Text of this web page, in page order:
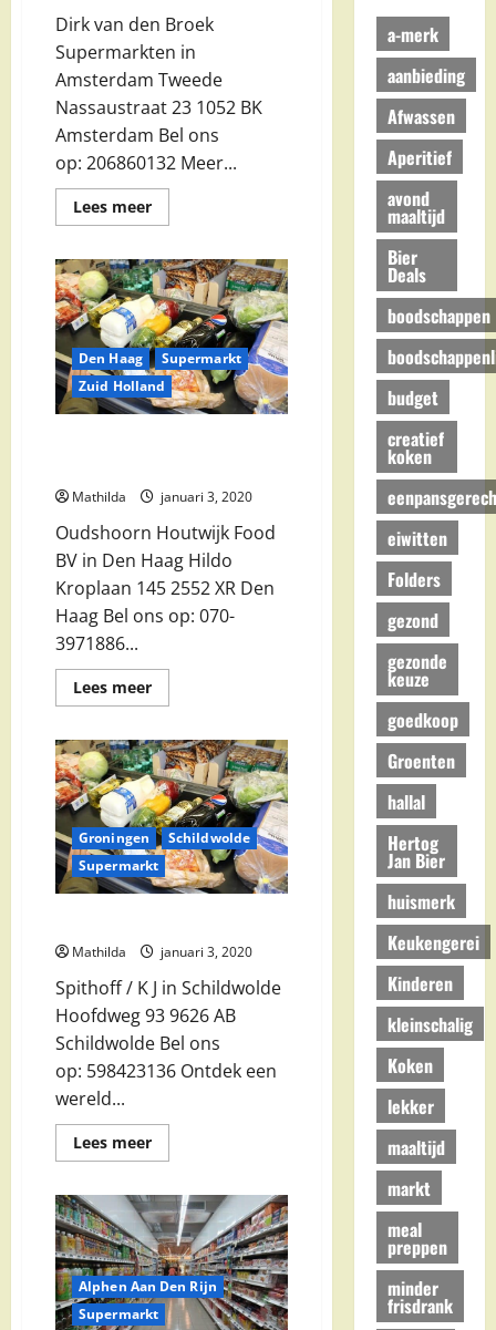
Dirk van den Broek
Supermarkten in
Amsterdam Tweede
Nassaustraat 23 1052 BK
Amsterdam Bel ons
op: 206860132 Meer...
Lees meerLees
meer
van
den
Broek
Supermarkten
in
Amsterdam
Den Haag
Supermarkt
Zuid Holland
Mathilda januari 3, 2020
Oudshoorn Houtwijk Food
BV in Den Haag Hildo
Kroplaan 145 2552 XR Den
Haag Bel ons op: 070-
3971886...
Lees meerLees
meer
Houtwijk
Food
BV
in
Den
Haag
Groningen
Schildwolde
Supermarkt
Mathilda januari 3, 2020
Spithoff / K J in Schildwolde
Hoofdweg 93 9626 AB
Schildwolde Bel ons
op: 598423136 Ontdek een
wereld...
Lees meerLees
meer
/
K
J
in
Schildwolde
Alphen Aan Den Rijn
Supermarkt
a-merk
aanbieding
Afwassen
Aperitief
avond
maaltijd
Bier
Deals
boodschappen
budget
creatief
koken
eiwitten
Folders
gezond
gezonde
keuze
goedkoop
Groenten
hallal
Hertog
Jan Bier
huismerk
Keukengerei
Kinderen
kleinschalig
Koken
lekker
maaltijd
markt
meal
preppen
minder
frisdrank